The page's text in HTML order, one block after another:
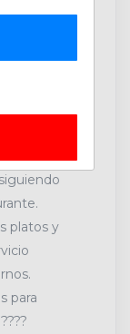
en
platos y
para